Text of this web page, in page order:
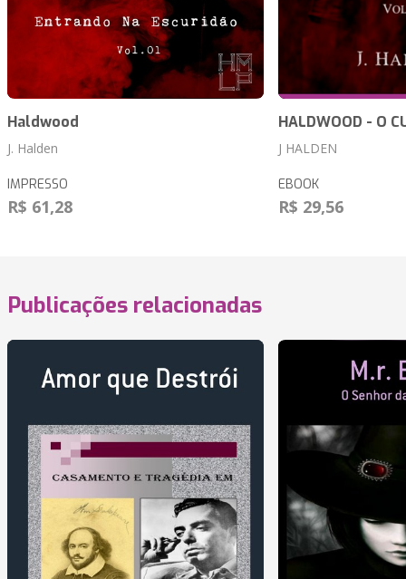
Haldwood
J. Halden
IMPRESSO
R$ 61,28
HALDWOOD - O
J HALDEN
EBOOK
R$ 29,56
Publicações relacionadas